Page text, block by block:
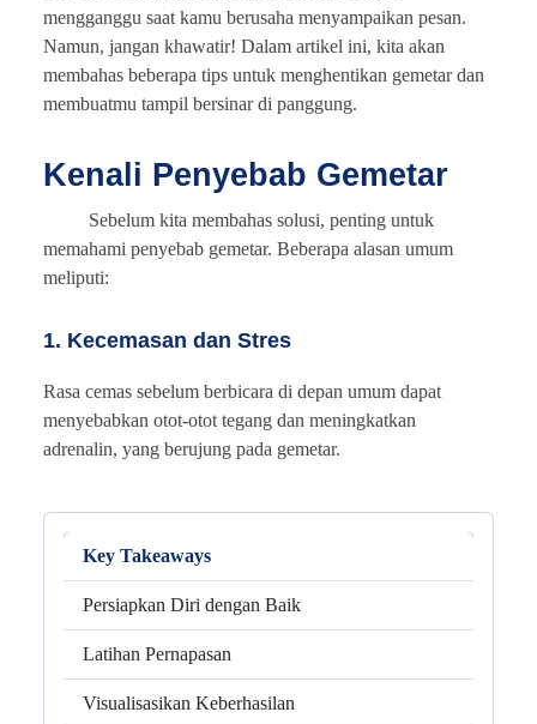
mengganggu saat kamu berusaha menyampaikan pesan.
Namun, jangan khawatir! Dalam artikel ini, kita akan
membahas beberapa tips untuk menghentikan gemetar dan
membuatmu tampil bersinar di panggung.
Kenali Penyebab Gemetar
Sebelum kita membahas solusi, penting untuk
memahami penyebab gemetar. Beberapa alasan umum
meliputi:
1. Kecemasan dan Stres
Rasa cemas sebelum berbicara di depan umum dapat
menyebabkan otot-otot tegang dan meningkatkan
adrenalin, yang berujung pada gemetar.
Key Takeaways
Persiapkan Diri dengan Baik
Latihan Pernapasan
Visualisasikan Keberhasilan